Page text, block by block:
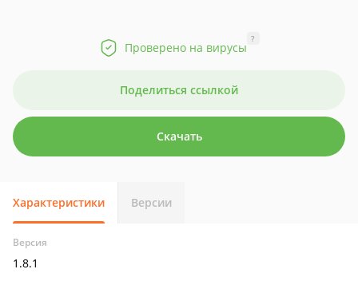
Проверено на вирусы
?
Поделиться ссылкой
Скачать
Характеристики Версии
Версия
1.8.1